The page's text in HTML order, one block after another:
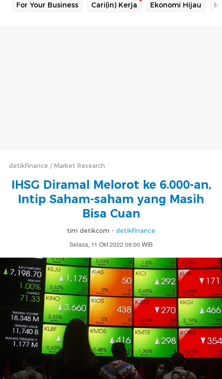
For Your Business Cari(in) Kerja Ekonomi Hijau
detikFinance Market Research
IHSG Diramal Melorot ke 6.000-an,
Intip Saham-saham yang Masih
Bisa Cuan
tim detikcom - detikFinance
Selasa, 11 Okt 2022 09:00 WIB